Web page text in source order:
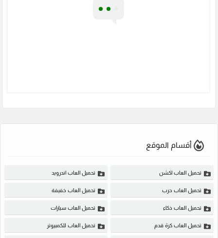
أقسام الموقع
تحميل العاب اكشن تحميل العاب اندرويد
تحميل العاب حرب تحميل العاب خفيفة
تحميل العاب ذكاء تحميل العاب سيارات
تحميل العاب كرة قدم تحميل العاب للكمبيوتر